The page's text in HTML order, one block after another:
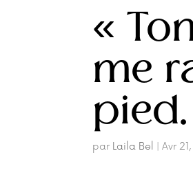
«
me
par Laila Bel |Avr